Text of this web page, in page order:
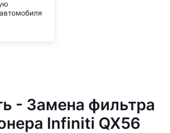
- Замена фильтра
Infiniti QX56